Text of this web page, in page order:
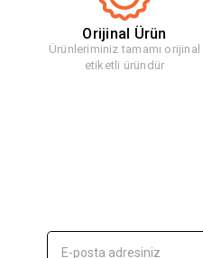
Orijinal Ürün
Ürünleriminiz tamamı orijinal
etiketli üründür